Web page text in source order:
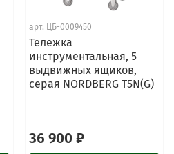
арт. ЦБ-0009450
Тележка
инструментальная, 5
выдвижных ящиков,
серая NORDBERG T5N(G)
36 900 ₽